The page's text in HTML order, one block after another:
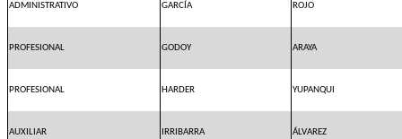
ADMINISTRATIVO GARCÍA ROJO
PROFESIONAL GODOY ARAYA
PROFESIONAL HARDER YUPANQUI
AUXILIAR IRRIBARRA ÁLVAREZ